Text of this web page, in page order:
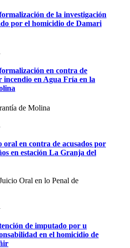
de la investigación
por el homicidio de Damari
en contra de
incendio en Agua Fría en la
de Molina
oral en contra de acusados por
en estación La Granja del
Oral en lo Penal de
de imputado por u
en el homicidio de